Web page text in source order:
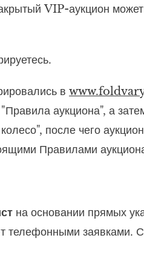
VIP-аукцион
в
аукциона", а
после чего
Правилами
на основании прямых
телефонными заявками.